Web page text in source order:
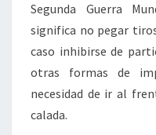
Segunda Guerra
significa no pegar
caso inhibirse de
otras formas de
necesidad de ir al
calada.